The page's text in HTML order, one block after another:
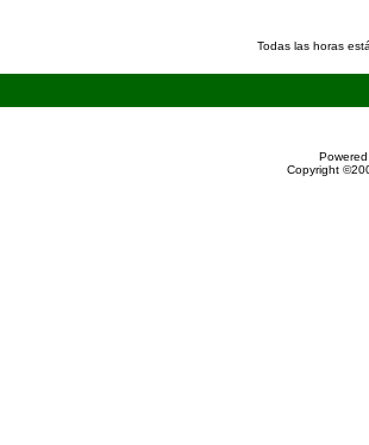
Todas las horas
Copyright